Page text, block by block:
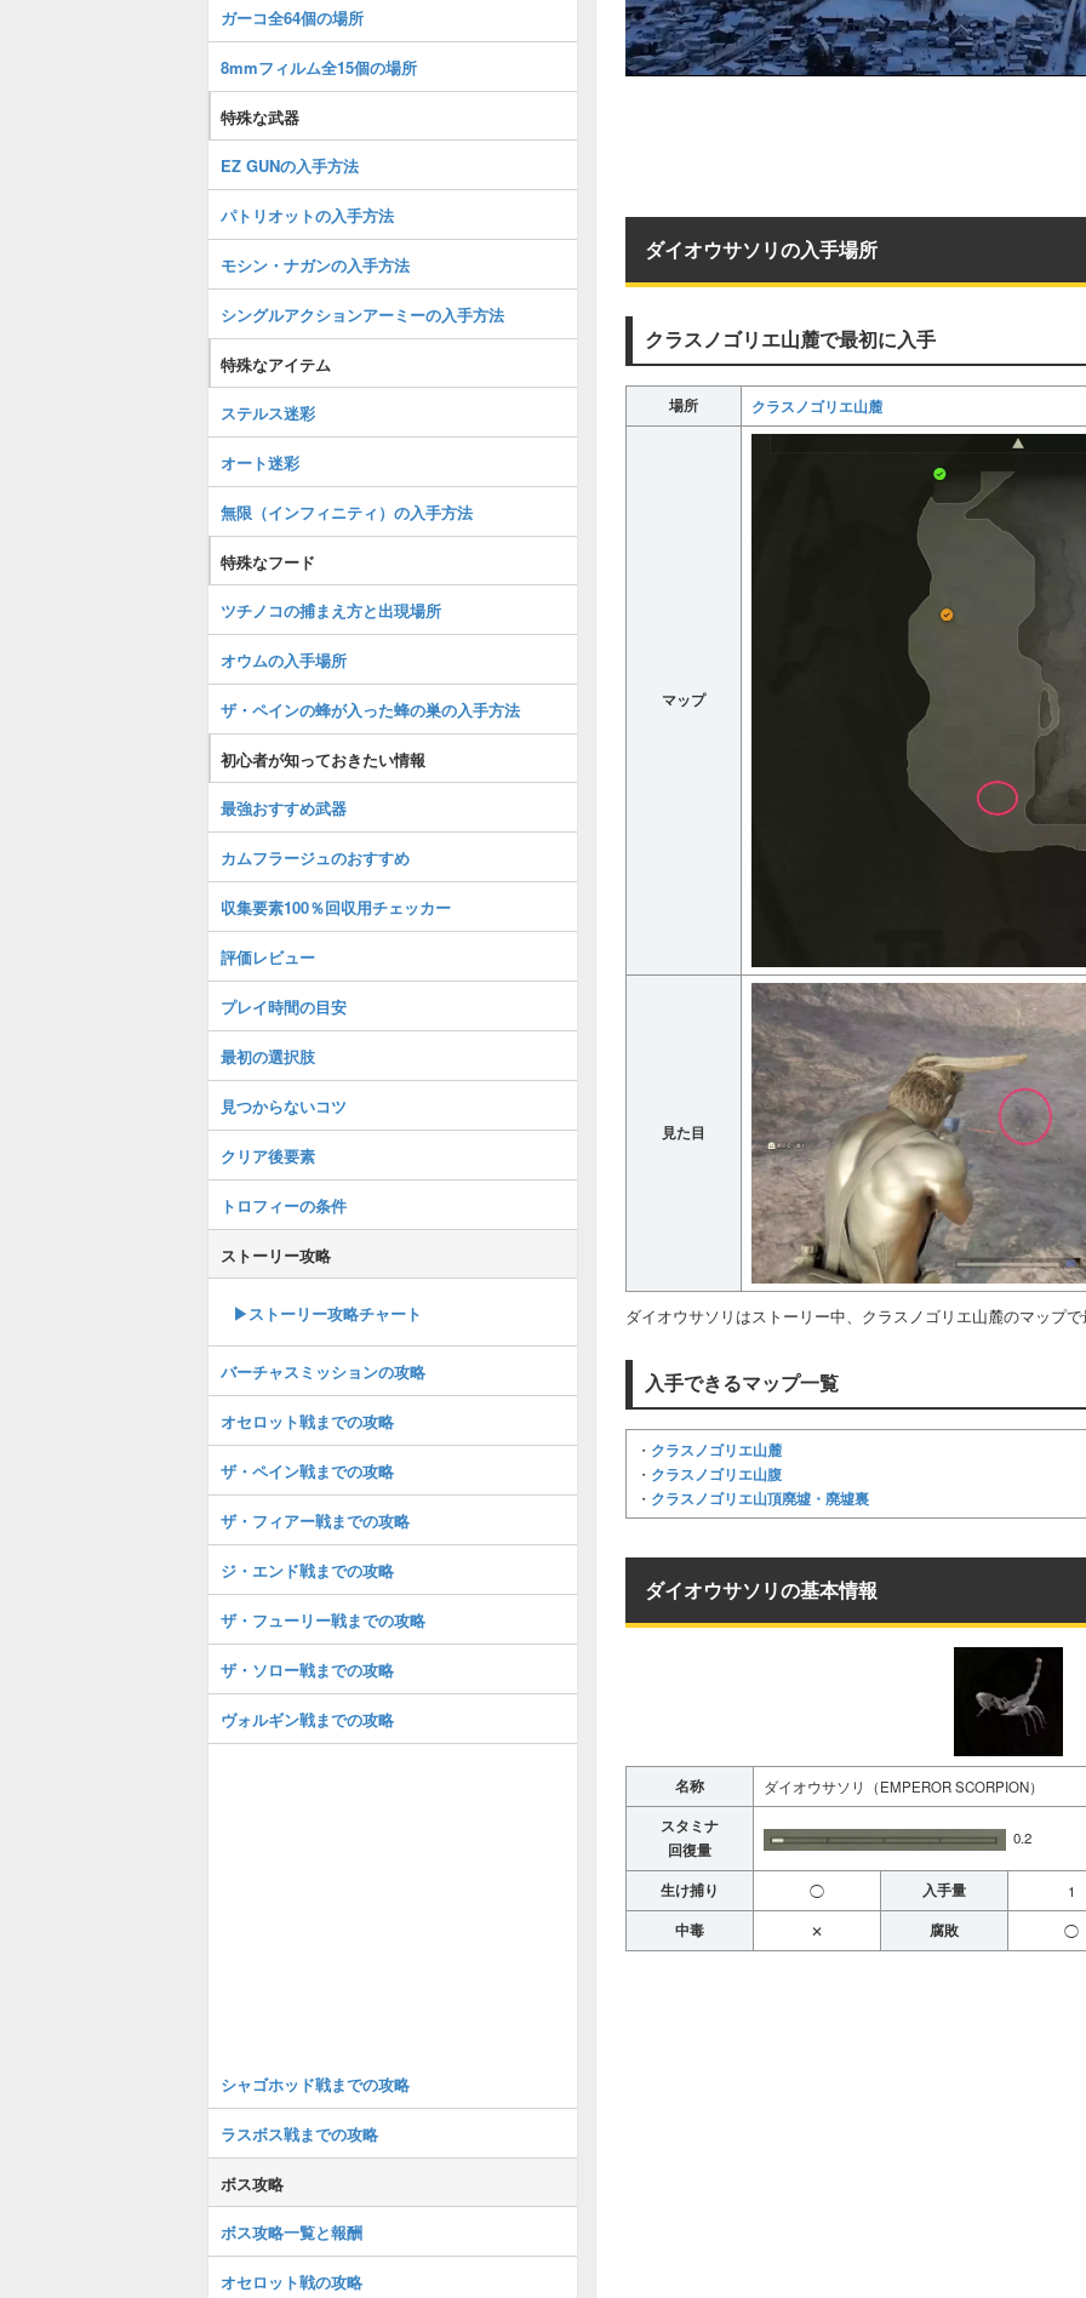
ダイオウサソリの入手場所
クラスノゴリエ山麓で最初に入手
場所 クラスノゴリエ山麓
マップ
見た目
ダイオウサソリはストーリー中、クラスノゴリエ山麓のマップ
入手できるマップ一覧
・ クラスノゴリエ山麓
・ クラスノゴリエ山腹
・ クラスノゴリエ山頂廃墟・廃墟裏
ダイオウサソリの基本情報
名称 ダイオウサソリ（EMPEROR SCORPION）
スタミナ
回復量
0.2
生け捕り ◯ 入手量 1
中毒 ✕ 腐敗 ◯
ガーコ全64個の場所
8mmフィルム全15個の場所
特殊な武器
EZ GUNの入手方法
パトリオットの入手方法
モシン・ナガンの入手方法
シングルアクションアーミーの入手方法
特殊なアイテム
ステルス迷彩
オート迷彩
無限（インフィニティ）の入手方法
特殊なフード
ツチノコの捕まえ方と出現場所
オウムの入手場所
ザ・ペインの蜂が入った蜂の巣の入手方法
初心者が知っておきたい情報
最強おすすめ武器
カムフラージュのおすすめ
収集要素100％回収用チェッカー
評価レビュー
プレイ時間の目安
最初の選択肢
見つからないコツ
クリア後要素
トロフィーの条件
ストーリー攻略
▶︎ストーリー攻略チャート
バーチャスミッションの攻略
オセロット戦までの攻略
ザ・ペイン戦までの攻略
ザ・フィアー戦までの攻略
ジ・エンド戦までの攻略
ザ・フューリー戦までの攻略
ザ・ソロー戦までの攻略
ヴォルギン戦までの攻略
シャゴホッド戦までの攻略
ラスボス戦までの攻略
ボス攻略
ボス攻略一覧と報酬
オセロット戦の攻略